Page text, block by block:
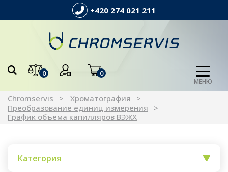
+420 274 021 211
0 0
МЕНЮ
Chromservis
Xроматография
Преобразование единиц измерения
График объема капилляров ВЭЖХ
Категория